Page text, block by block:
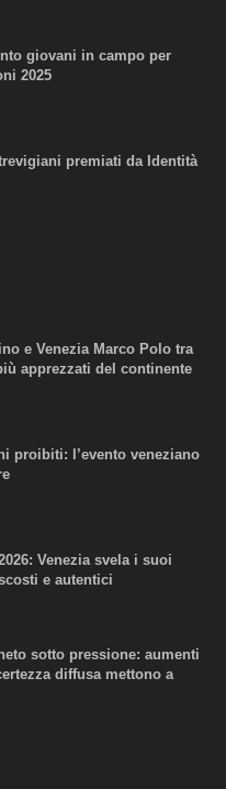
giovani in campo per
2025
premiati da Identità
e Venezia Marco Polo tra
apprezzati del continente
proibiti: l’evento veneziano
Venezia svela i suoi
e autentici
sotto pressione: aumenti
diffusa mettono a